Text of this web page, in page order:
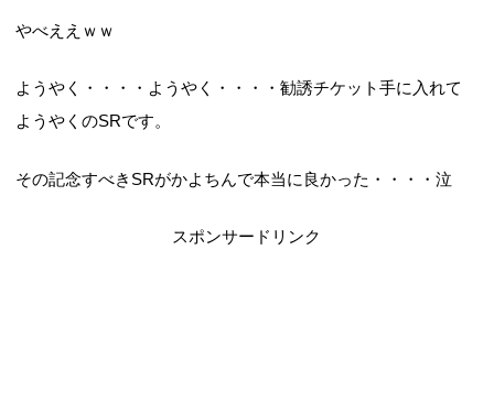
やべええｗｗ
ようやく・・・・ようやく・・・・勧誘チケット手に入れて
ようやくのSRです。
その記念すべきSRがかよちんで本当に良かった・・・・泣
スポンサードリンク